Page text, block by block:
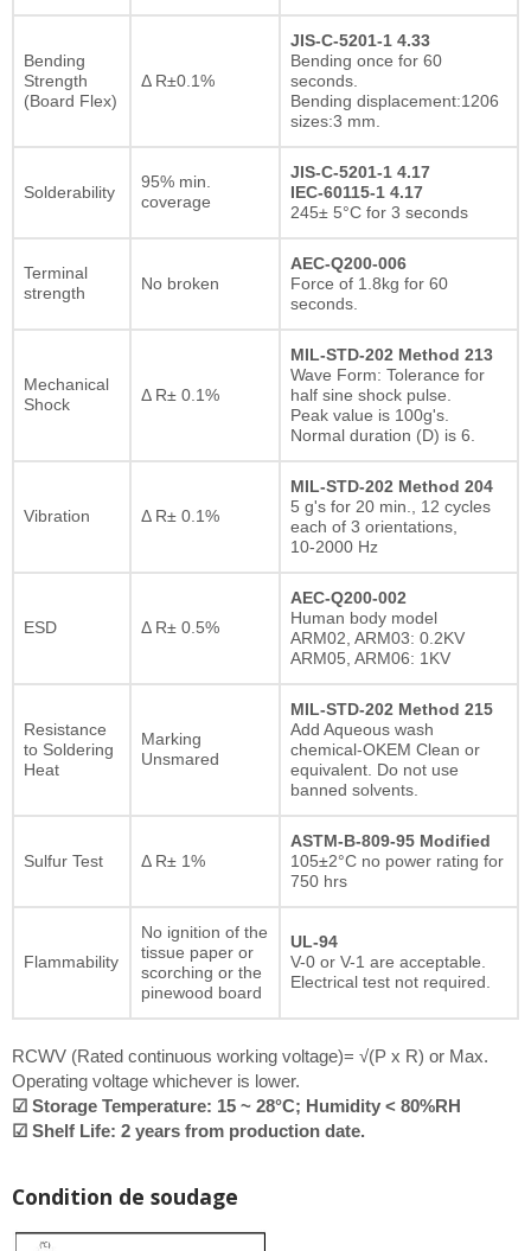
Bending
Strength
(Board Flex)
Δ R±0.1%
JIS-C-5201-1 4.33
Bending once for 60
seconds.
Bending displacement:1206
sizes:3 mm.
Solderability
95% min.
coverage
JIS-C-5201-1 4.17
IEC-60115-1 4.17
245± 5°C for 3 seconds
Terminal
strength
No broken
AEC-Q200-006
Force of 1.8kg for 60
seconds.
Mechanical
Shock
Δ R± 0.1%
MIL-STD-202 Method 213
Wave Form: Tolerance for
half sine shock pulse.
Peak value is 100g's.
Normal duration (D) is 6.
Vibration Δ R± 0.1%
MIL-STD-202 Method 204
5 g's for 20 min., 12 cycles
each of 3 orientations,
10-2000 Hz
ESD Δ R± 0.5%
AEC-Q200-002
Human body model
ARM02, ARM03: 0.2KV
ARM05, ARM06: 1KV
Resistance
to Soldering
Heat
Marking
Unsmared
MIL-STD-202 Method 215
Add Aqueous wash
chemical-OKEM Clean or
equivalent. Do not use
banned solvents.
Sulfur Test Δ R± 1%
ASTM-B-809-95 Modified
105±2°C no power rating for
750 hrs
Flammability
No ignition of the
tissue paper or
scorching or the
pinewood board
UL-94
V-0 or V-1 are acceptable.
Electrical test not required.
RCWV (Rated continuous working voltage)= √(P x R) or Max.
Operating voltage whichever is lower.
☑ Storage Temperature: 15 ~ 28°C; Humidity < 80%RH
☑ Shelf Life: 2 years from production date.
Condition de soudage